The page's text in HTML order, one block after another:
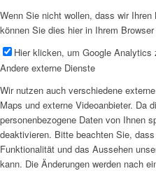
Wenn Sie nicht wollen, dass wir
können Sie dies hier in Ihrem
Hier klicken, um Google
Andere externe Dienste
Wir nutzen auch verschiedene
Maps und externe Videoanbieter. Da
personenbezogene Daten von Ihnen
deaktivieren. Bitte beachten Sie,
Funktionalität und das Aussehen
kann. Die Änderungen werden nach